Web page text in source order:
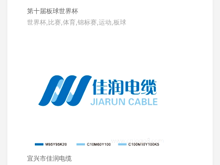
第十届板球世界杯
世界杯,比赛,体育,锦标赛,运动,板球
宜兴市佳润电缆